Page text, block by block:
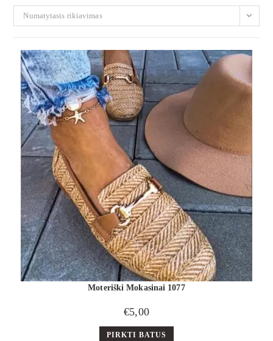
Numatytasis rikiavimas
Moteriški Mokasinai 1077
€5,00
PIRKTI BATUS